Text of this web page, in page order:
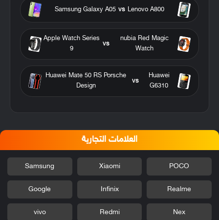
Lenovo A800
vs
Samsung Galaxy A05
nubia Red Magic
Watch
vs
Apple Watch Series
9
Huawei
G6310
vs
Huawei Mate 50 RS Porsche
Design
العلامات التجارية
POCO
Xiaomi
Samsung
Realme
Infinix
Google
Nex
Redmi
vivo